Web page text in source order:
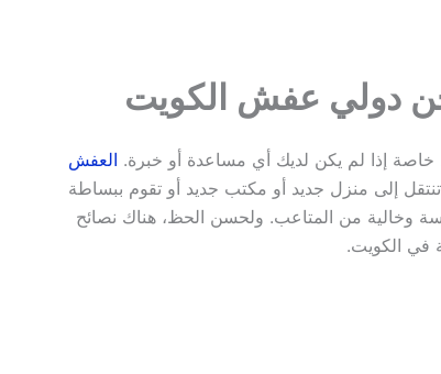
دولي عفش الكويت
إذا لم يكن لديك أي مساعدة أو خبرة. العفش
إلى منزل جديد أو مكتب جديد أو تقوم ببساطة
وخالية من المتاعب. ولحسن الحظ، هناك نصائح
في الكويت.